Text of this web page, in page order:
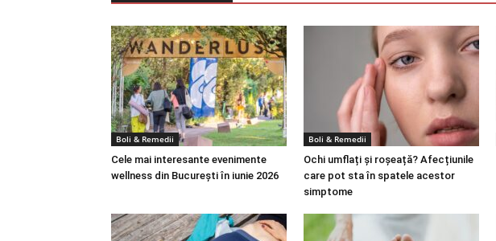
Boli & Remedii
Cele mai interesante evenimente
wellness din București în iunie 2026
Boli & Remedii
Ochi umflați și roșeață? Afecțiunile
care pot sta în spatele acestor
simptome